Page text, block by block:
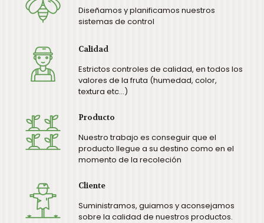
Diseñamos y planificamos nuestros
sistemas de control
Calidad
Estrictos controles de calidad, en todos los
valores de la fruta (humedad, color,
textura etc...)
Producto
Nuestro trabajo es conseguir que el
producto llegue a su destino como en el
momento de la recoleción
Cliente
Suministramos, guiamos y aconsejamos
sobre la calidad de nuestros productos.